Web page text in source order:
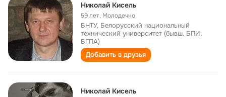
Николай Кисель
59 лет, Молодечно
БНТУ, Белорусский национальный
технический университет (бывш. БПИ,
БГПА)
Добавить в друзья
Николай Кисель